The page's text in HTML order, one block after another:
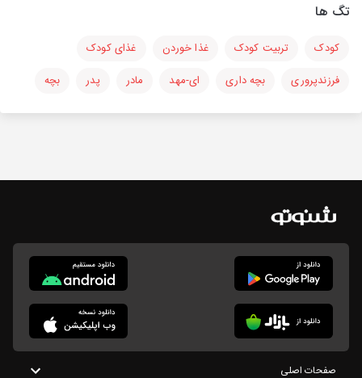
تگ ها
کودک تربیت کودک غذا خوردن
غذای کودک
فرزندپروری
بچه داری ای-مهد مادر پدر بچه
صفحات اصلی